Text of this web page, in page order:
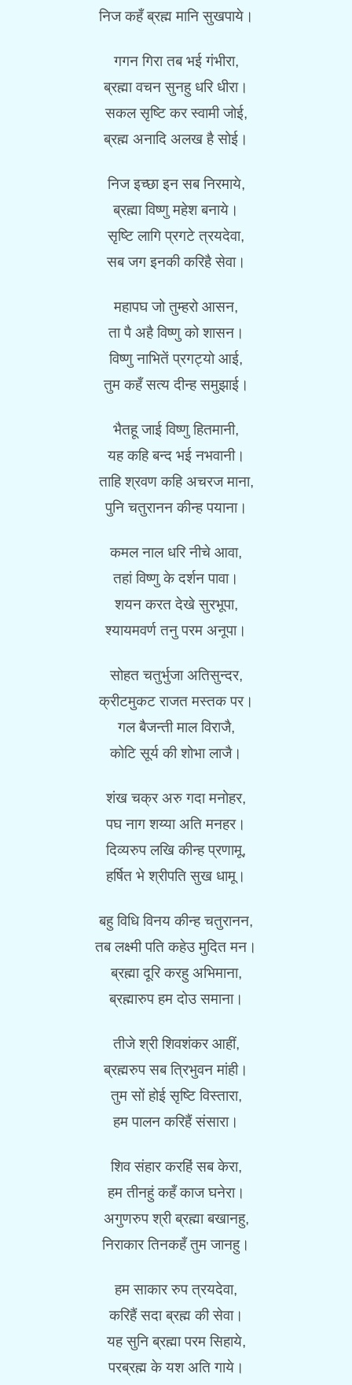
निज कहँ ब्रह्म मानि सुखपाये।
गगन गिरा तब भई गंभीरा,
ब्रह्मा वचन सुनहु धरि धीरा।
सकल सृष्टि कर स्वामी जोई,
ब्रह्म अनादि अलख है सोई।
निज इच्छा इन सब निरमाये,
ब्रह्मा विष्णु महेश बनाये।
सृष्टि लागि प्रगटे त्रयदेवा,
सब जग इनकी करिहै सेवा।
महापघ जो तुम्हरो आसन,
ता पै अहै विष्णु को शासन।
विष्णु नाभितें प्रगट्यो आई,
तुम कहँ सत्य दीन्ह समुझाई।
भैतहू जाई विष्णु हितमानी,
यह कहि बन्द भई नभवानी।
ताहि श्रवण कहि अचरज माना,
पुनि चतुरानन कीन्ह पयाना।
कमल नाल धरि नीचे आवा,
तहां विष्णु के दर्शन पावा।
शयन करत देखे सुरभूपा,
श्यायमवर्ण तनु परम अनूपा।
सोहत चतुर्भुजा अतिसुन्दर,
क्रीटमुकट राजत मस्तक पर।
गल बैजन्ती माल विराजै,
कोटि सूर्य की शोभा लाजै।
शंख चक्र अरु गदा मनोहर,
पघ नाग शय्या अति मनहर।
दिव्यरुप लखि कीन्ह प्रणामू,
हर्षित भे श्रीपति सुख धामू।
बहु विधि विनय कीन्ह चतुरानन,
तब लक्ष्मी पति कहेउ मुदित मन।
ब्रह्मा दूरि करहु अभिमाना,
ब्रह्मारुप हम दोउ समाना।
तीजे श्री शिवशंकर आहीं,
ब्रह्मरुप सब त्रिभुवन मांही।
तुम सों होई सृष्टि विस्तारा,
हम पालन करिहैं संसारा।
शिव संहार करहिं सब केरा,
हम तीनहुं कहँ काज घनेरा।
अगुणरुप श्री ब्रह्मा बखानहु,
निराकार तिनकहँ तुम जानहु।
हम साकार रुप त्रयदेवा,
करिहैं सदा ब्रह्म की सेवा।
यह सुनि ब्रह्मा परम सिहाये,
परब्रह्म के यश अति गाये।